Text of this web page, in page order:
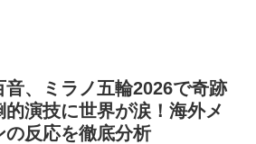
音、ミラノ五輪2026で奇跡
的演技に世界が涙！海外メ
の反応を徹底分析